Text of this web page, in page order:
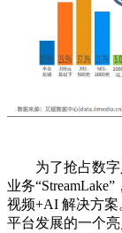
为了抢占数
业务
视频+AI 解决方案
平台发展的一个